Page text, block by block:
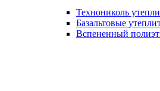
Технониколь
Базальтовые
Вспененный